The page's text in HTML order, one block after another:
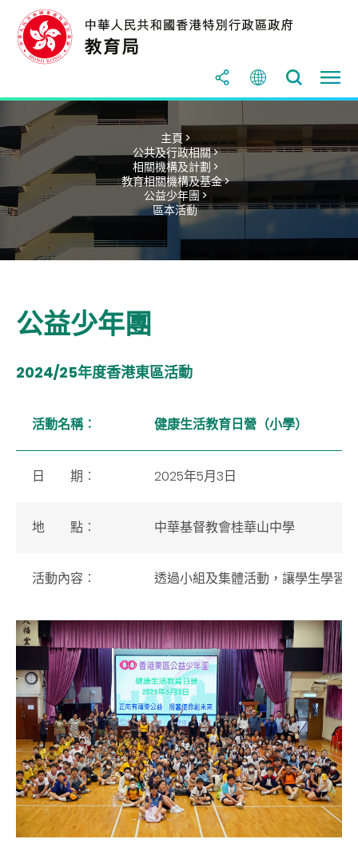
主頁 >
公共及行政相關 >
相關機構及計劃 >
教育相關機構及基金 >
公益少年團 >
區本活動
公益少年團
2024/25年度香港東區活動
活動名稱︰ 健康生活教育日營（小學）
日 期 ︰ 2025年5月3日
地 點 ︰ 中華基督教會桂華山中學
活動內容 ︰ 透過小組及集體活動，讓學生學習